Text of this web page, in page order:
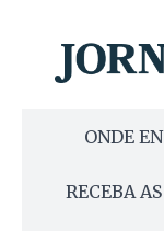
ONDE
RECEBA